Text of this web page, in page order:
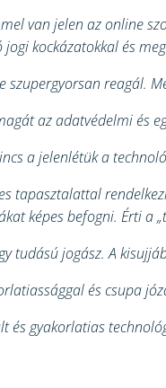
van jelen az online
kockázatokkal és
szupergyorsan reagál.
az adatvédelmi és
a jelenlétük a
tapasztalattal
képes befogni. Érti a
tudású jogász. A
és csupa
és gyakorlatias